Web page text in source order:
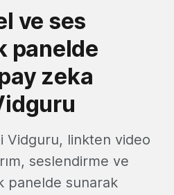
ve ses
panelde
zeka
Vidguru, linkten video
seslendirme ve
panelde sunarak